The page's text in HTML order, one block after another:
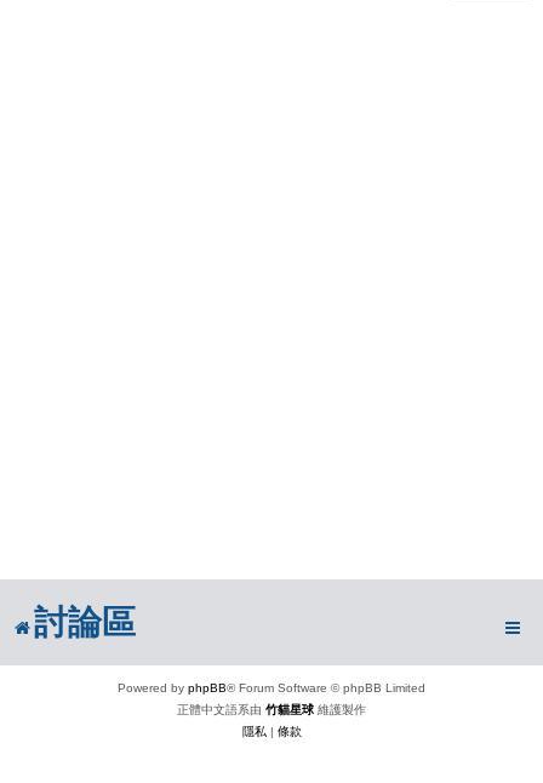
討論區
Powered by phpBB® Forum Software © phpBB Limited
正體中文語系由 竹貓星球 維護製作
隱私 | 條款